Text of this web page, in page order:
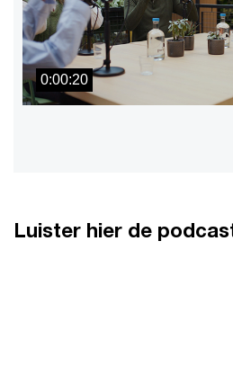
0:00:20
Luister hier de